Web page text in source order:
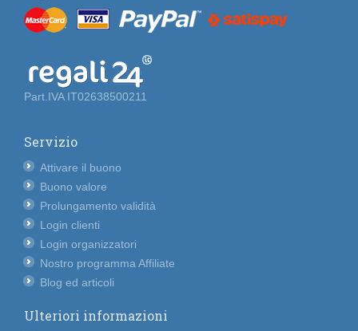
Part.IVA IT02638500211
Servizio
Attivare il buono
Buono valore
Prolungamento validità
Login clienti
Login organizzatori
Nostro programma Affiliate
Blog ed articoli
Ulteriori informazioni